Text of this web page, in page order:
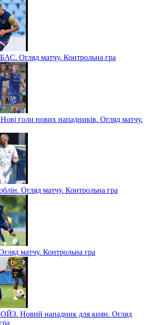
Огляд матчу. Контрольна гра
голи нових нападників. Огляд матчу.
Огляд матчу. Контрольна гра
матчу. Контрольна гра
Новий нападник для киян. Огляд